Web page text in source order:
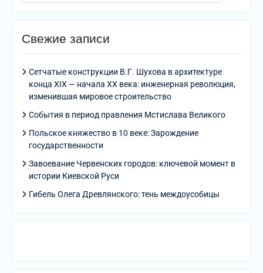
Свежие записи
Сетчатые конструкции В.Г. Шухова в архитектуре
конца XIX — начала XX века: инженерная революция,
изменившая мировое строительство
События в период правления Мстислава Великого
Польское княжество в 10 веке: Зарождение
государственности
Завоевание Червенских городов: ключевой момент в
истории Киевской Руси
Гибель Олега Древлянского: тень междоусобицы